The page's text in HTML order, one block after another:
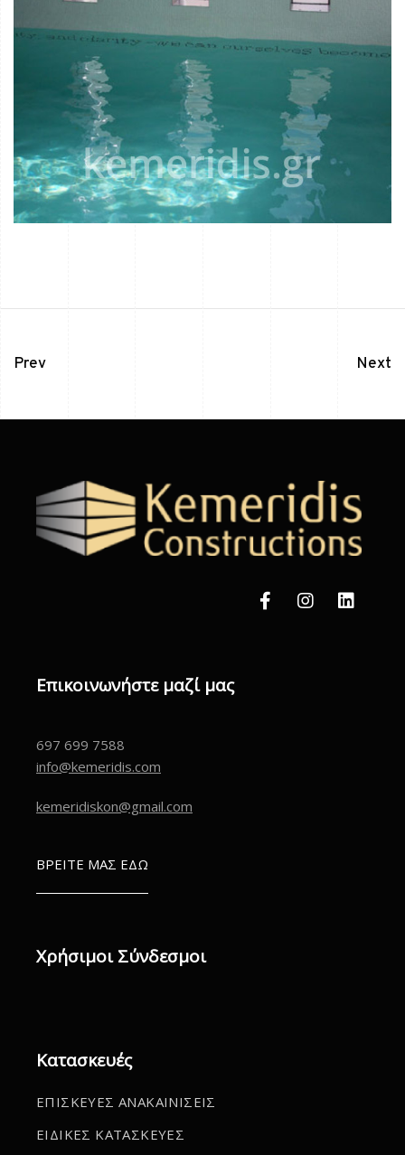
Prev Next
Επικοινωνήστε μαζί μας
697 699 7588
info@kemeridis.com
kemeridiskon@gmail.com
ΒΡΕΙΤΕ ΜΑΣ ΕΔΩ
Χρήσιμοι Σύνδεσμοι
Κατασκευές
ΕΠΙΣΚΕΥΕΣ ΑΝΑΚΑΙΝΙΣΕΙΣ
ΕΙΔΙΚΕΣ ΚΑΤΑΣΚΕΥΕΣ